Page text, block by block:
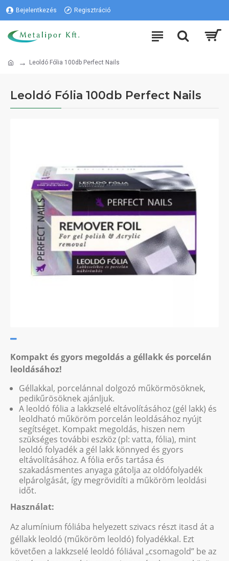
Bejelentkezés Regisztráció
Leoldó Fólia 100db Perfect Nails
Leoldó Fólia 100db Perfect Nails
Kompakt és gyors megoldás a géllakk és porcelán
leoldásához!
Géllakkal, porcelánnal dolgozó műkörmösöknek,
pedikűrösöknek ajánljuk.
A leoldó fólia a lakkzselé eltávolításához (gél lakk) és
leoldható műköröm porcelán leoldásához nyújt
segítséget. Kompakt megoldás, hiszen nem
szükséges további eszköz (pl: vatta, fólia), mint
leoldó folyadék a gél lakk könnyed és gyors
eltávolításához. A fólia erős tartása és
szakadásmentes anyaga gátolja az oldófolyadék
elpárolgását, így megrövidíti a műköröm leoldási
időt.
Használat:
Az alumínium fóliába helyezett szivacs részt itasd át a
géllakk leoldó (műköröm leoldó) folyadékkal. Ezt
követően a lakkzselé leoldó fóliával „csomagold” be az